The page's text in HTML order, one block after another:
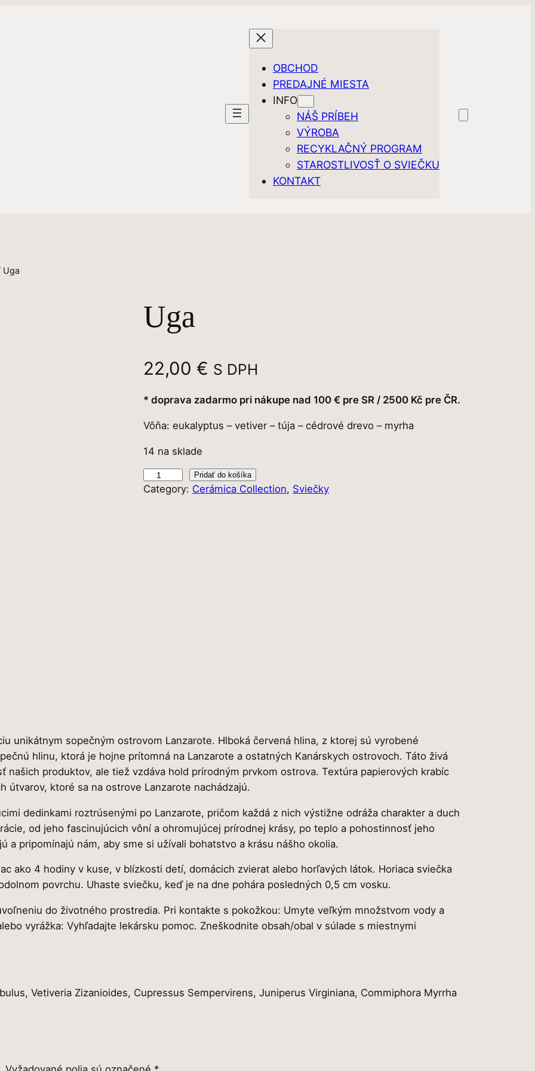
OBCHOD
PREDAJNÉ MIESTA
INFO
NÁŠ PRÍBEH
VÝROBA
RECYKLAČNÝ PROGRAM
STAROSTLIVOSŤ O SVIEČKU
KONTAKT
Uga
22,00 € S DPH
* doprava zadarmo pri nákupe nad 100 € pre SR / 2500 Kč pre ČR.
Vôňa: eukalyptus – vetiver – túja – cédrové drevo – myrha
14 na sklade
n
Pridať do košíka
Category: Cerámica Collection, Sviečky
unikátnym sopečným ostrovom Lanzarote. Hlboká červená hlina, z ktorej sú vyrobené
hlinu, ktorá je hojne prítomná na Lanzarote a ostatných Kanárskych ostrovoch. Táto živá
našich produktov, ale tiež vzdáva hold prírodným prvkom ostrova. Textúra papierových krabíc
útvarov, ktoré sa na ostrove Lanzarote nachádzajú.
dedinkami roztrúsenými po Lanzarote, pričom každá z nich výstižne odráža charakter a duch
od jeho fascinujúcich vôní a ohromujúcej prírodnej krásy, po teplo a pohostinnosť jeho
a pripomínajú nám, aby sme si užívali bohatstvo a krásu nášho okolia.
ako 4 hodiny v kuse, v blízkosti detí, domácich zvierat alebo horľavých látok. Horiaca sviečka
povrchu. Uhaste sviečku, keď je na dne pohára posledných 0,5 cm vosku.
do životného prostredia. Pri kontakte s pokožkou: Umyte veľkým množstvom vody a
vyrážka: Vyhľadajte lekársku pomoc. Zneškodnite obsah/obal v súlade s miestnymi
Vetiveria Zizanioides, Cupressus Sempervirens, Juniperus Virginiana, Commiphora Myrrha